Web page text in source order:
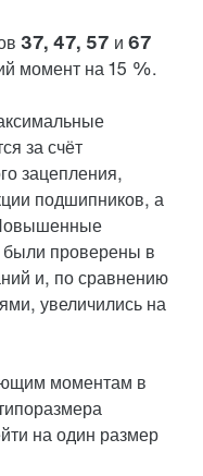
37, 47, 57 и 67
момент на 15 %.
за счёт
зацепления,
подшипников, а
проверены в
и, по сравнению
увеличились на
моментам в
на один размер